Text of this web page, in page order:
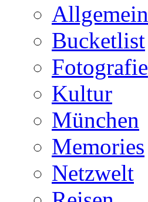
Allgemein
Bucketlist
Fotografie
Kultur
München
Memories
Netzwelt